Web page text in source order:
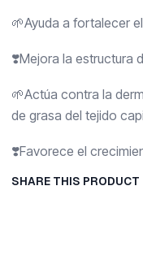
🌱Ayuda a fortalecer
❣️Mejora la estructura
🌱Actúa contra la
de grasa del tejido
❣️Favorece el
SHARE THIS PRODUCT